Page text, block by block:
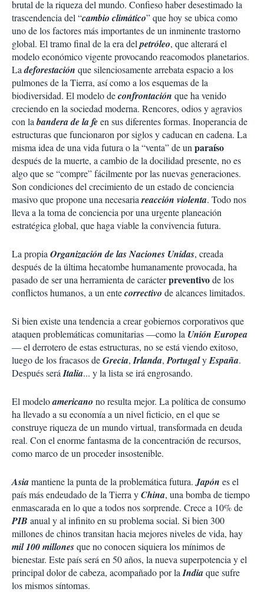
brutal de la riqueza del mundo. Confieso haber desestimado la
trascendencia del “cambio climático” que hoy se ubica como
uno de los factores más importantes de un inminente trastorno
global. El tramo final de la era del petróleo, que alterará el
modelo económico vigente provocando reacomodos planetarios.
Ladeforestación que silenciosamente arrebata espacio a los
pulmones de la Tierra, así como a los esquemas de la
biodiversidad. El modelo deconfrontación que ha venido
creciendo en la sociedad moderna. Rencores, odios y agravios
con labandera de la feen sus diferentes formas. Inoperancia de
estructuras que funcionaron por siglos y caducan en cadena. La
misma idea de una vida futura o la “venta” de un paraíso
después de la muerte, a cambio de la docilidad presente, no es
algo que se “compre” fácilmente por las nuevas generaciones.
Son condiciones del crecimiento de un estado de conciencia
masivo que propone una necesaria reacción violenta. Todo nos
lleva a la toma de conciencia por una urgente planeación
estratégica global, que haga viable la convivencia futura.
La propia Organización de las Naciones Unidas, creada
después de la última hecatombe humanamente provocada, ha
pasado de ser una herramienta de carácterpreventivode los
conflictos humanos, a un entecorrectivo de alcances limitados.
Si bien existe una tendencia a crear gobiernos corporativos que
ataquen problemáticas comunitarias —como la Unión Europea
— el derrotero de estas estructuras, no se está viendo exitoso,
luego de los fracasos deGrecia, Irlanda, PortugalyEspaña.
Después será Italia... y la lista se irá engrosando.
El modeloamericano no resulta mejor. La política de consumo
ha llevado a su economía a un nivel ficticio, en el que se
construye riqueza de un mundo virtual, transformada en deuda
real. Con el enorme fantasma de la concentración de recursos,
como marco de un proceder insostenible.
Asiamantiene la punta de la problemática futura. Japón es el
país más endeudado de la Tierra yChina, una bomba de tiempo
enmascarada en lo que a todos nos sorprende. Crece a 10% de
PIB anual y al infinito en su problema social. Si bien 300
millones de chinos transitan hacia mejores niveles de vida, hay
mil 100 millonesque no conocen siquiera los mínimos de
bienestar. Este país será en 50 años, la nueva superpotencia y el
principal dolor de cabeza, acompañado por la Indiaque sufre
los mismos síntomas.